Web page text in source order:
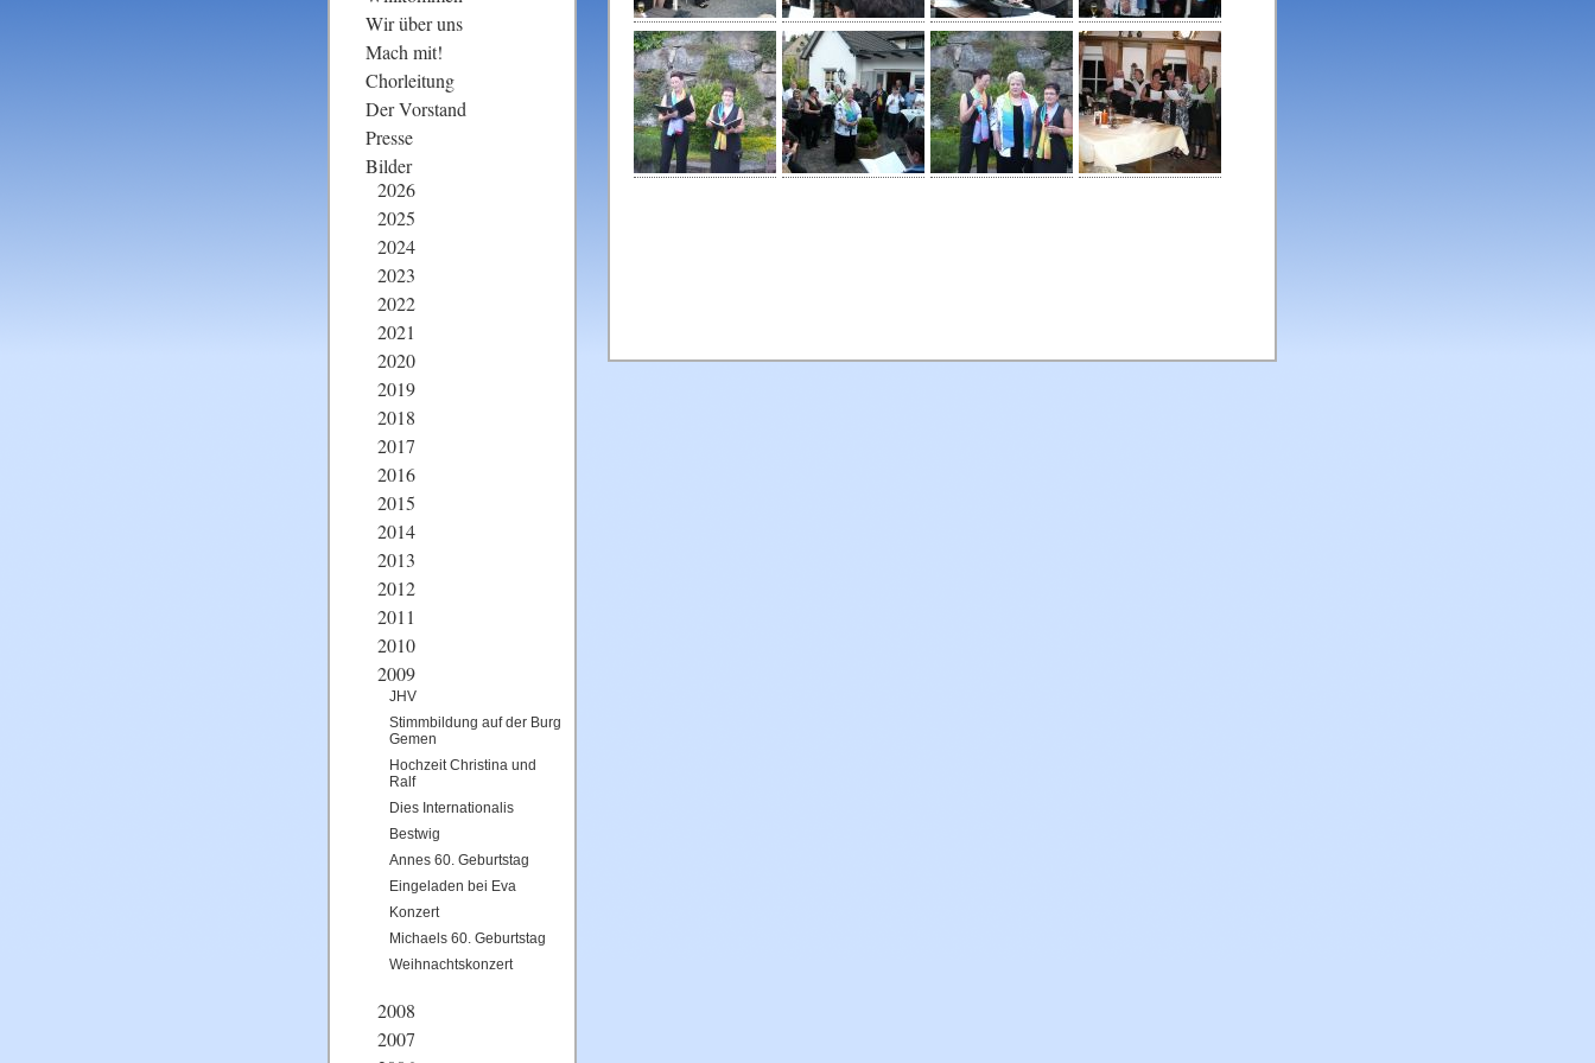
überspringen
Wir über uns
Mach mit!
Chorleitung
Der Vorstand
Presse
Bilder
2026
2025
2024
2023
2022
2021
2020
2019
2018
2017
2016
2015
2014
2013
2012
2011
2010
2009
JHV
Stimmbildung auf der Burg
Gemen
Hochzeit Christina und
Ralf
Dies Internationalis
Bestwig
Annes 60. Geburtstag
Eingeladen bei Eva
Konzert
Michaels 60. Geburtstag
Weihnachtskonzert
2008
2007